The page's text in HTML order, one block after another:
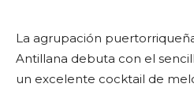
La agrupación
Antillana debuta con el
un excelente cocktail de